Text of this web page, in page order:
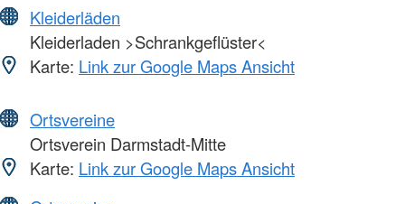
Kleiderläden
Kleiderladen >Schrankgeflüster<
Karte: Link zur Google Maps Ansicht
Ortsvereine
Ortsverein Darmstadt-Mitte
Karte: Link zur Google Maps Ansicht